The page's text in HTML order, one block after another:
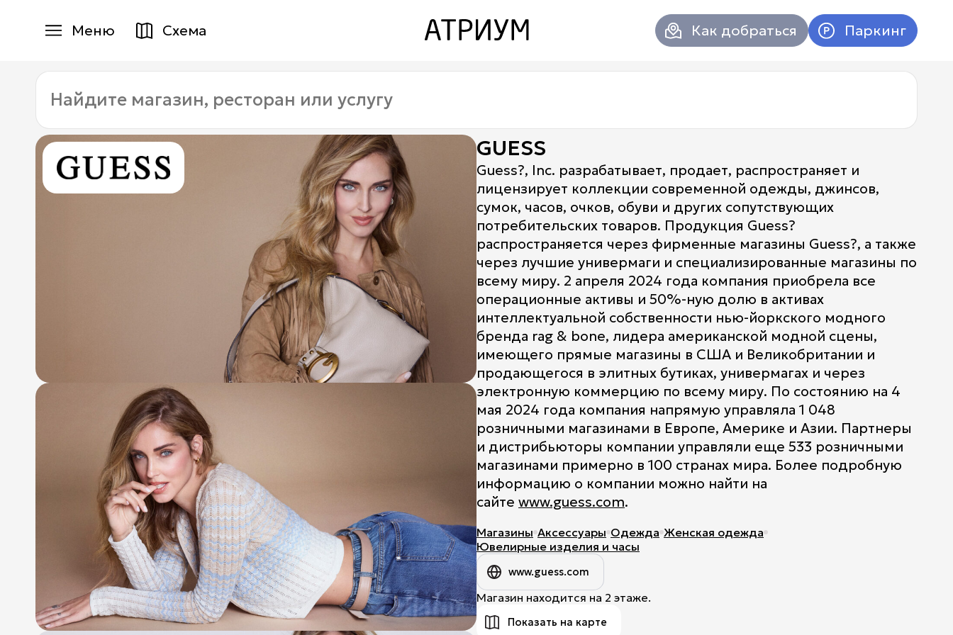
Меню Схема Как добраться Паркинг
Еда
Детям
О торговом центре
Контакты
Ваканcии
Заявка на аренду
Рекламные услуги
Контакты
Найдите
магазин,
ресторан
или
услугу:
GUESS
Guess?, Inc. разрабатывает, продает, распространяет и
лицензирует коллекции современной одежды, джинсов,
сумок, часов, очков, обуви и других сопутствующих
потребительских товаров. Продукция Guess?
распространяется через фирменные магазины Guess?, а также
через лучшие универмаги и специализированные магазины по
всему миру. 2 апреля 2024 года компания приобрела все
операционные активы и 50%-ную долю в активах
интеллектуальной собственности нью-йоркского модного
бренда rag & bone, лидера американской модной сцены,
имеющего прямые магазины в США и Великобритании и
продающегося в элитных бутиках, универмагах и через
электронную коммерцию по всему миру. По состоянию на 4
мая 2024 года компания напрямую управляла 1 048
розничными магазинами в Европе, Америке и Азии. Партнеры
и дистрибьюторы компании управляли еще 533 розничными
магазинами примерно в 100 странах мира. Более подробную
информацию о компании можно найти на
сайте www.guess.com.
Магазины Аксессуары Одежда Женская одежда
Ювелирные изделия и часы
www.guess.com
Магазин находится на 2 этаже.
Показать на карте
Title